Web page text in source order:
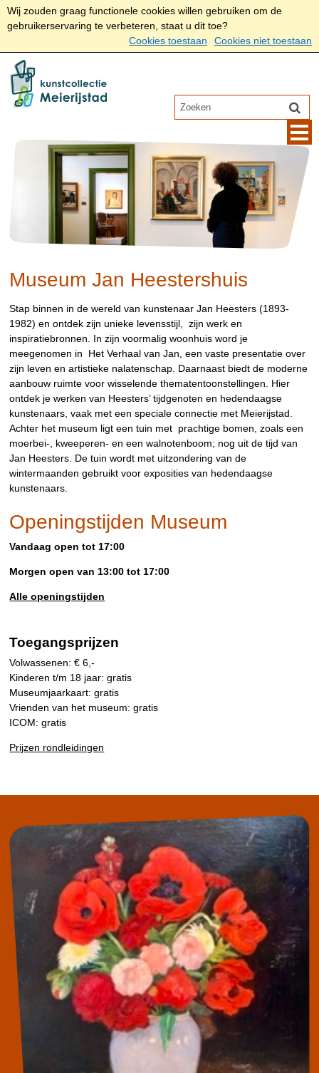
Wij zouden graag functionele cookies willen gebruiken om de
gebruikerservaring te verbeteren, staat u dit toe?
Cookies toestaan
Cookies niet toestaan
Museum Jan Heestershuis
Stap binnen in de wereld van kunstenaar Jan Heesters (1893-
1982) en ontdek zijn unieke levensstijl, zijn werk en
inspiratiebronnen. In zijn voormalig woonhuis word je
meegenomen in Het Verhaal van Jan, een vaste presentatie over
zijn leven en artistieke nalatenschap. Daarnaast biedt de moderne
aanbouw ruimte voor wisselende thematentoonstellingen. Hier
ontdek je werken van Heesters’ tijdgenoten en hedendaagse
kunstenaars, vaak met een speciale connectie met Meierijstad.
Achter het museum ligt een tuin met prachtige bomen, zoals een
moerbei-, kweeperen- en een walnotenboom; nog uit de tijd van
Jan Heesters. De tuin wordt met uitzondering van de
wintermaanden gebruikt voor exposities van hedendaagse
kunstenaars.
Openingstijden Museum
Vandaag open tot 17:00
Morgen open van 13:00 tot 17:00
Alle openingstijden
Toegangsprijzen
Volwassenen: € 6,-
Kinderen t/m 18 jaar: gratis
Museumjaarkaart: gratis
Vrienden van het museum: gratis
ICOM: gratis
Prijzen rondleidingen